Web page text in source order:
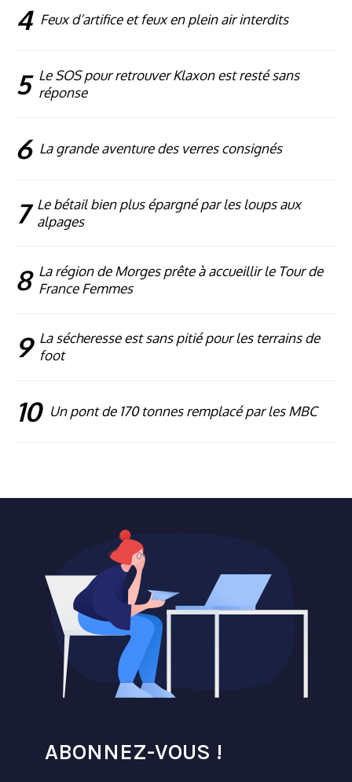
4 Feux d’artifice et feux en plein air interdits
5 Le SOS pour retrouver Klaxon est resté sans
réponse
6 La grande aventure des verres consignés
7 Le bétail bien plus épargné par les loups aux
alpages
8 La région de Morges prête à accueillir le Tour de
France Femmes
9 La sécheresse est sans pitié pour les terrains de
foot
10 Un pont de 170 tonnes remplacé par les MBC
ABONNEZ-VOUS !